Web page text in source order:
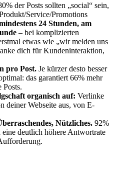
der Posts sollten „social“ sein,
Service/Promotions
24 Stunden, am
– bei komplizierten
etwas wie „wir melden uns
dich für Kundeninteraktion,
pro Post. Je kürzer desto besser
das garantiert 66% mehr
Posts.
organisch auf: Verlinke
deiner Webseite aus, von E-
Nützliches. 92%
eine deutlich höhere Antwortrate